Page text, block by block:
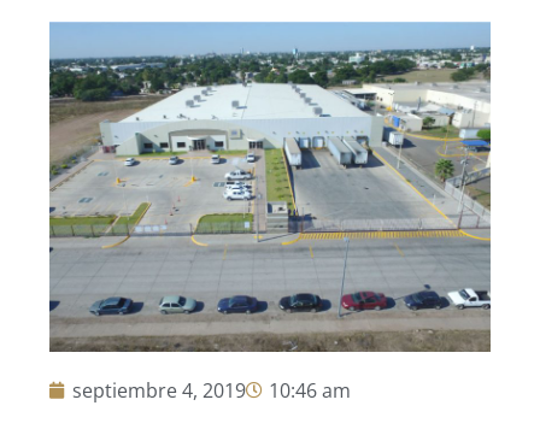
septiembre 4, 2019
10:46 am